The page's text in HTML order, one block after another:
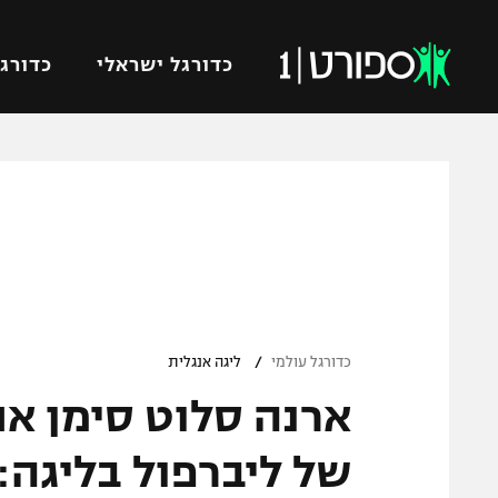
כדורגל ישראלי
ברחבה
"מעל הליגה" – פודקאסט
"מחצית בשכונה" – פודקאסט
מכבי
בית"ר
כדורגל עולמי / ליגה אנגלית
ארנה סלוט סימן
של ליברפול